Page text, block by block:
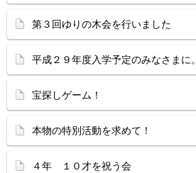
第３回ゆりの木会を行いました
平成２９年度入学予定のみなさまに。
宝探しゲーム！
本物の特別活動を求めて！
４年 １０才を祝う会